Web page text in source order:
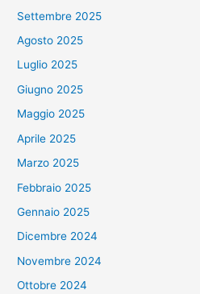
Settembre 2025
Agosto 2025
Luglio 2025
Giugno 2025
Maggio 2025
Aprile 2025
Marzo 2025
Febbraio 2025
Gennaio 2025
Dicembre 2024
Novembre 2024
Ottobre 2024